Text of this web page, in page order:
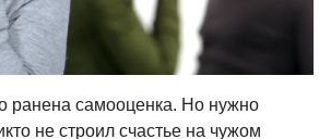
ранена самооценка. Но нужно
не строил счастье на чужом